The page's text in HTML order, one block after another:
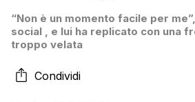
“Non è un momento facile per
social , e lui ha replicato con una
troppo velata
Condividi